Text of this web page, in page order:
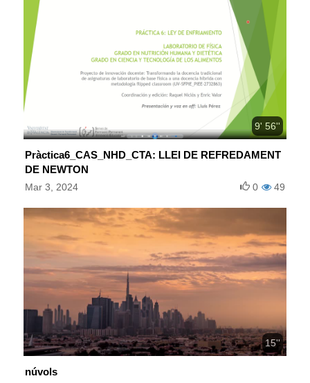
9' 56''
Pràctica6_CAS_NHD_CTA: LLEI DE REFREDAMENT
DE NEWTON
Mar 3, 2024 49
0
15''
núvols